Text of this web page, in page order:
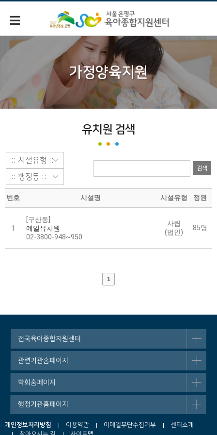
가정양육지원
유치원 검색
검색
번호 시설명 시설유형 정원
1
[구산동]
예일유치원
02-3800-948~950
사립
(법인)
85명
1
전국육아종합지원센터
관련기관홈페이지
학회홈페이지
행정기관홈페이지
개인정보처리방침 이용약관 이메일무단수집거부
센터소개